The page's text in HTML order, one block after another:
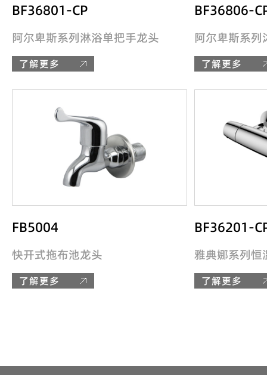
BF36801-CP
阿尔卑斯系列淋浴单把手龙头
了解更多
BF36806-
阿尔卑斯系
了解更多
FB5004
快开式拖布池龙头
了解更多
BF36201-
雅典娜系列恒
了解更多